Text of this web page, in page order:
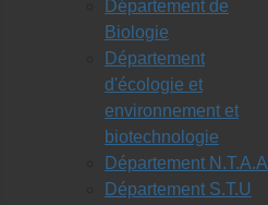
Département de
Biologie
Département
d'écologie et
environnement et
biotechnologie
Département N.T.A.A
Département S.T.U